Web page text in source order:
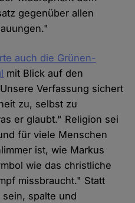
gegenüber allen
auch die Grünen-
mit Blick auf den
Verfassung sichert
zu, selbst zu
er glaubt." Religion sei
für viele Menschen
ist, wie Markus
wie das christliche
missbraucht." Statt
spalte und